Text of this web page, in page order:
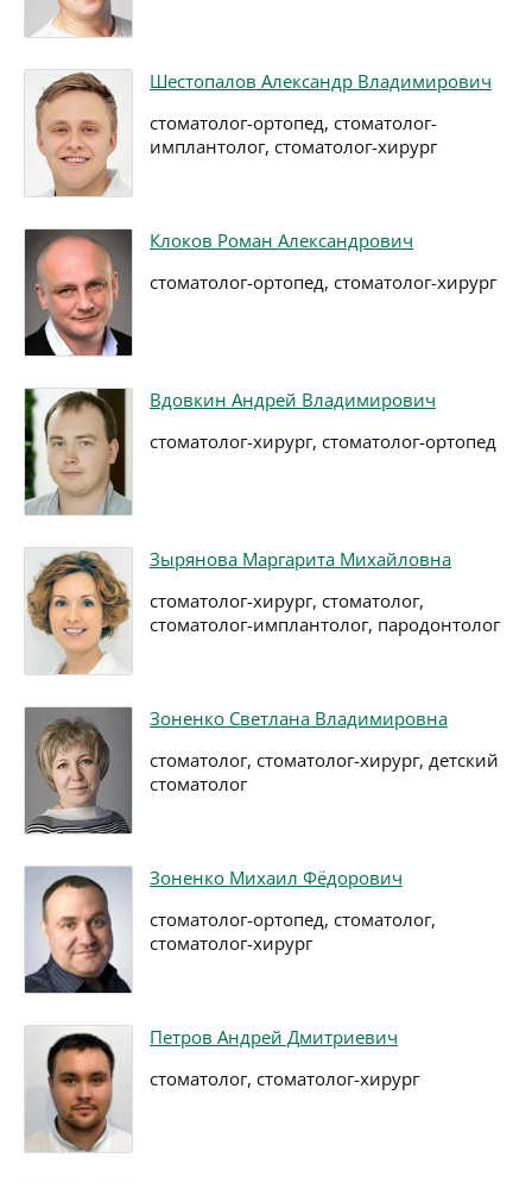
Шестопалов Александр Владимирович
стоматолог-ортопед, стоматолог-
имплантолог, стоматолог-хирург
Клоков Роман Александрович
стоматолог-ортопед, стоматолог-хирург
Вдовкин Андрей Владимирович
стоматолог-хирург, стоматолог-ортопед
Зырянова Маргарита Михайловна
стоматолог-хирург, стоматолог,
стоматолог-имплантолог, пародонтолог
Зоненко Светлана Владимировна
стоматолог, стоматолог-хирург, детский
стоматолог
Зоненко Михаил Фёдорович
стоматолог-ортопед, стоматолог,
стоматолог-хирург
Петров Андрей Дмитриевич
стоматолог, стоматолог-хирург